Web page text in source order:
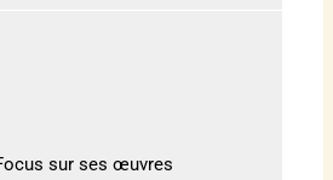
sur ses œuvres